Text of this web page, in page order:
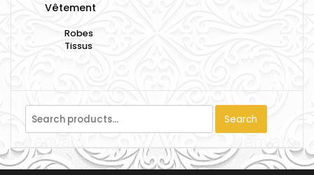
Vêtement
Robes
Tissus
Search